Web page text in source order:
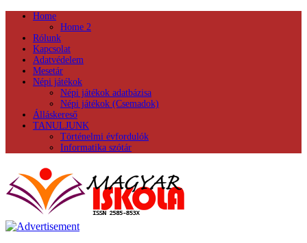
Home
Home 2
Rólunk
Kapcsolat
Adatvédelem
Mesetár
Népi játékok
Népi játékok adatbázisa
Népi játékok (Csemadok)
Álláskereső
TANULJUNK
Történelmi évfordulók
Informatika szótár